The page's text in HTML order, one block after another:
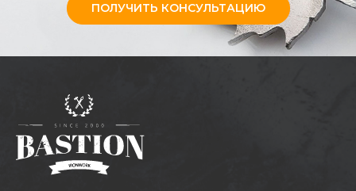
ПОЛУЧИТЬ КОНСУЛЬТАЦИЮ